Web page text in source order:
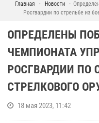
Главная Новости
Росгвардии по стрельбе из
ОПРЕДЕЛЕНЫ
ЧЕМПИОНАТА
РОСГВАРДИИ ПО
СТРЕЛКОВОГО
18 мая 2023, 11:42